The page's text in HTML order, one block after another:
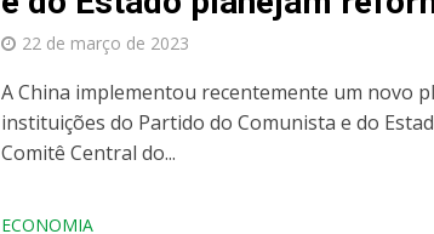
22 de março de 2023
A China implementou recentemente um novo
instituições do Partido do Comunista e do
Comitê Central do...
ECONOMIA